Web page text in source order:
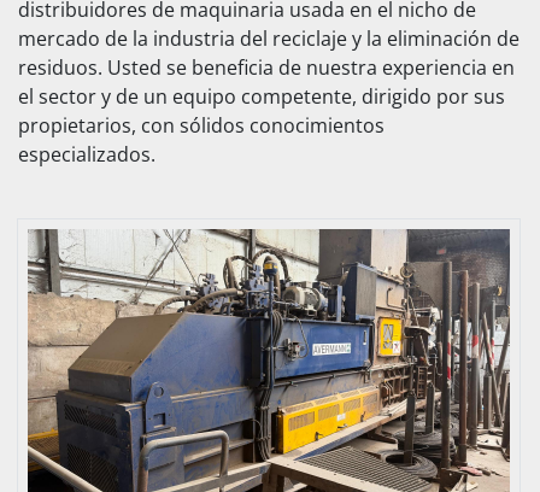
distribuidores de maquinaria usada en el nicho de
mercado de la industria del reciclaje y la eliminación de
residuos. Usted se beneficia de nuestra experiencia en
el sector y de un equipo competente, dirigido por sus
propietarios, con sólidos conocimientos
especializados.